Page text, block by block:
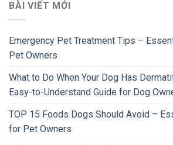
BÀI VIẾT MỚI
Emergency Pet Treatment Tips –
Pet Owners
What to Do When Your Dog Has
Easy-to-Understand Guide for Dog
TOP 15 Foods Dogs Should Avoid –
for Pet Owners